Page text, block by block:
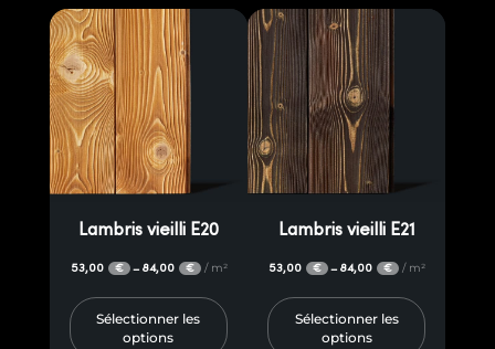
Lambris vieilli E20
53,00 € – 84,00 € / m²
Sélectionner les
options
Lambris vieilli E21
53,00 € – 84,00 € / m²
Sélectionner les
options